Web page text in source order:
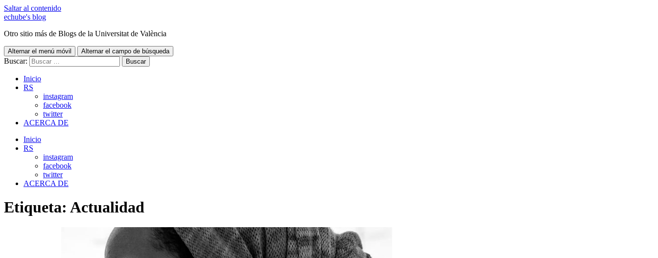
Saltar al contenido
echube's blog
Otro sitio más de Blogs de la Universitat de València
Alternar el menú móvil Alternar el campo de búsqueda
Buscar:
Inicio
RS
instagram
facebook
twitter
ACERCA DE
Inicio
RS
instagram
facebook
twitter
ACERCA DE
Etiqueta: Actualidad